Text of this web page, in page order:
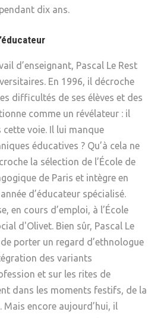
dix ans.
d’enseignant, Pascal Le Rest
En 1996, il décroche
difficultés de ses élèves et des
comme un révélateur : il
voie. Il lui manque
éducatives ? Qu’à cela ne
la sélection de l’École de
de Paris et intègre en
d’éducateur spécialisé.
en cours d’emploi, à l’École
d'Olivet. Bien sûr, Pascal Le
de porter un regard d’ethnologue
des variants
et sur les rites de
dans les moments festifs, de la
encore aujourd’hui, il